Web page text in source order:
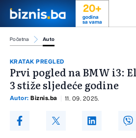
20+
godina
sa vama
Početna Auto
KRATAK PREGLED
Prvi pogled na BMW i3:
3 stiže sljedeće godine
Autor: Biznis.ba 11. 09. 2025.